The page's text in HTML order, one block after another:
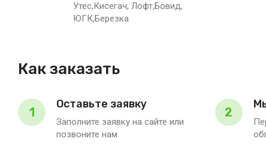
Утес,Кисегач, Лофт,Бовид,
ЮГК,Березка
Как заказать
1
Оставьте заявку
Заполните заявку на сайте или
позвоните нам
2